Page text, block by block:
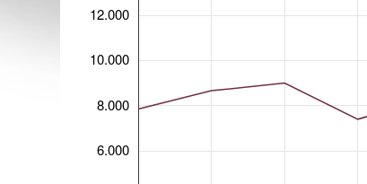
6.000
8.000
10.000
12.000